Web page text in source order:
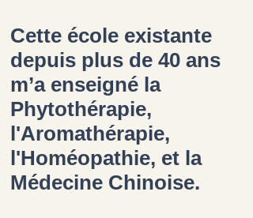
Cette école existante
depuis plus de 40 ans
m’a enseigné la
Phytothérapie,
l'Aromathérapie,
l'Homéopathie, et la
Médecine Chinoise.